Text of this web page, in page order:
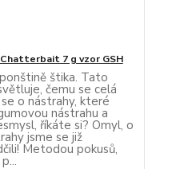
7 g vzor GSH
štika. Tato
čemu se celá
o nástrahy, které
nástrahu a
říkáte si? Omyl, o
jsme se již
Metodou pokusů,